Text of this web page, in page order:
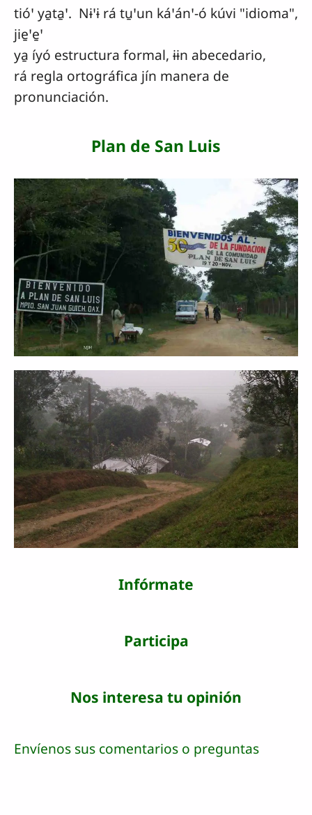
tióꞌ ya̱ta̱ꞌ. Nɨꞌɨ rá tu̱ꞌun káꞌánꞌ-ó kúvi "idioma",
jie̱ꞌe̱ꞌ
ya̱ íyó estructura formal, ɨɨn abecedario,
rá regla ortográfica jín manera de
pronunciación.
Plan de San Luis
Infórmate
Participa
Nos interesa tu opinión
Envíenos sus comentarios o preguntas